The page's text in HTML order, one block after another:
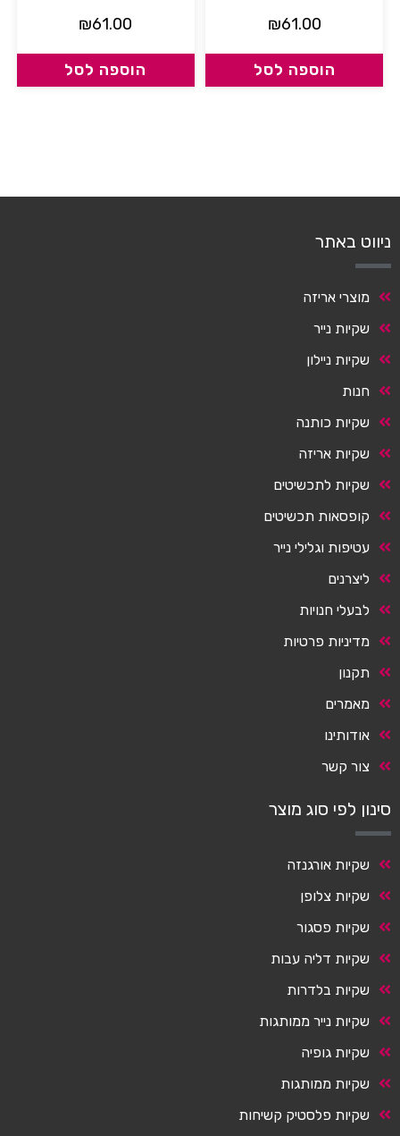
₪61.00
הוספה לסל
₪61.00
הוספה לסל
ניווט באתר
מוצרי אריזה
שקיות נייר
שקיות ניילון
חנות
שקיות כותנה
שקיות אריזה
שקיות לתכשיטים
קופסאות תכשיטים
עטיפות וגלילי נייר
ליצרנים
לבעלי חנויות
מדיניות פרטיות
תקנון
מאמרים
אודותינו
צור קשר
סינון לפי סוג מוצר
שקיות אורגנזה
שקיות צלופן
שקיות פסגור
שקיות דליה עבות
שקיות בלדרות
שקיות נייר ממותגות
שקיות גופיה
שקיות ממותגות
שקיות פלסטיק קשיחות